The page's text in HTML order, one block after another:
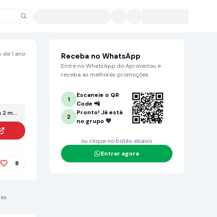
de 1 ano
meses ou mais. Grande chance de não estar mais no valor anunciado!
8
Receba no WhatsApp
Entre no WhatsApp do Aproveitou e
receba as melhores promoções
1
Escaneie o QR
Code 📲
2
Pronto! Já está
no grupo 💚
ou clique no botão abaixo
Entrar agora